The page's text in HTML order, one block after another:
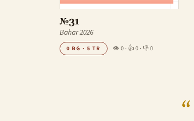
№31
Bahar 2026
0 BG · 5 TR 👁 0· 👍 0· 👎 0